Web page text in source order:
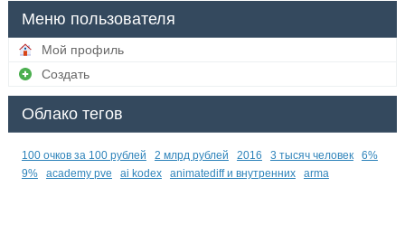
Меню пользователя
Мой профиль
Создать
Облако тегов
100 очков за 100 рублей 2 млрд рублей 2016 3 тысяч человек
6%
9%
academy pve ai kodex animatediff и внутренних arma